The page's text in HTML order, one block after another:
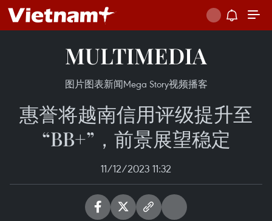
MULTIMEDIA
图片图表新闻Mega Story视频播客
惠誉将越南信用评级提升至
“BB+”，前景展望稳定
11/12/2023 11:32